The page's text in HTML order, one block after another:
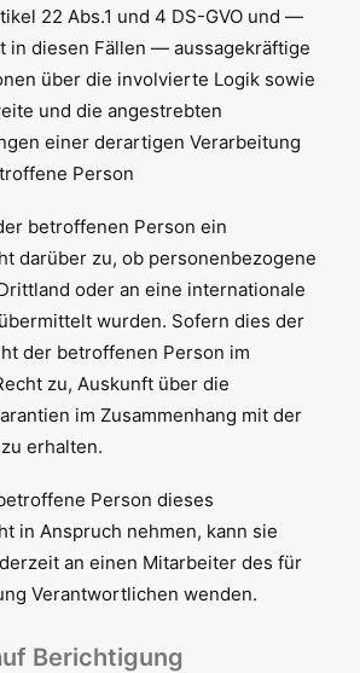
22 Abs.1 und 4 DS-GVO und —
in diesen Fällen — aussagekräftige
über die involvierte Logik sowie
und die angestrebten
einer derartigen Verarbeitung
Person
betroffenen Person ein
darüber zu, ob personenbezogene
oder an eine internationale
wurden. Sofern dies der
der betroffenen Person im
zu, Auskunft über die
im Zusammenhang mit der
erhalten.
Person dieses
in Anspruch nehmen, kann sie
an einen Mitarbeiter des für
Verantwortlichen wenden.
Berichtigung